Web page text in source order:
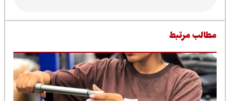
مرتبط